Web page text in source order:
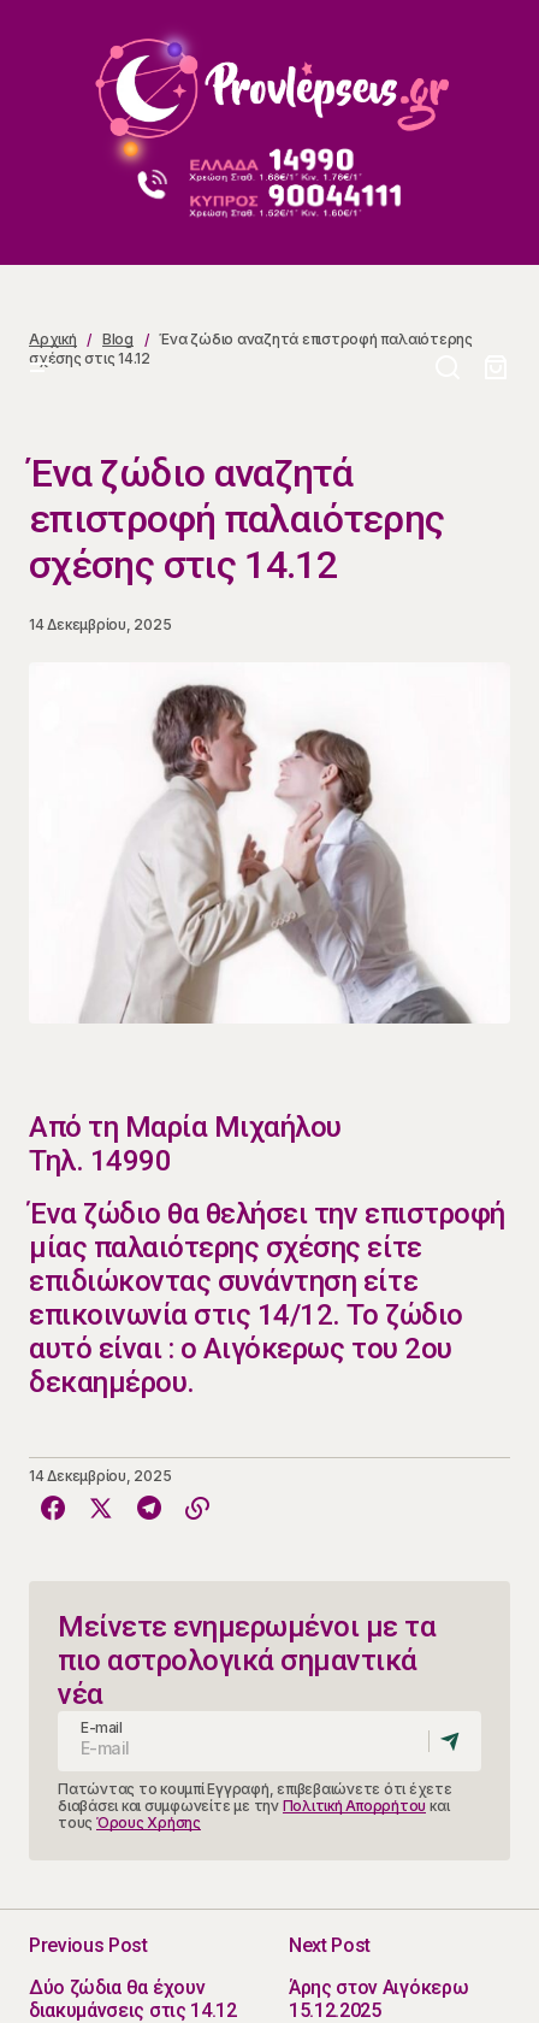
Αρχική Blog
Ένα ζώδιο αναζητά επιστροφή παλαιότερης
σχέσης στις 14.12
Ένα ζώδιο αναζητά
επιστροφή παλαιότερης
σχέσης στις 14.12
14 Δεκεμβρίου, 2025
​Από τη Μαρία Μιχαήλου
Τηλ. 14990
​​Ένα ζώδιο θα θελήσει την επιστροφή
μίας παλαιότερης σχέσης είτε
επιδιώκοντας συνάντηση είτε
επικοινωνία στις 14/12. Το ζώδιο
αυτό είναι : ο Αιγόκερως του 2ου
δεκαημέρου.
14 Δεκεμβρίου, 2025
Μείνετε ενημερωμένοι με τα
πιο αστρολογικά σημαντικά
νέα
E-mail
Πατώντας το κουμπί Εγγραφή, επιβεβαιώνετε ότι έχετε
διαβάσει και συμφωνείτε με την Πολιτική Απορρήτου και
τους Όρους Χρήσης
Previous Post
Δύο ζώδια θα έχουν
διακυμάνσεις στις 14.12
Next Post
Άρης στον Αιγόκερω
15.12.2025